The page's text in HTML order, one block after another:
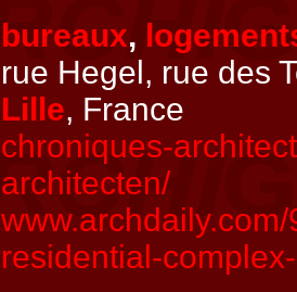
bureaux,
rue Hegel, rue des
Lille, France
chroniques-
architecten/
residential-